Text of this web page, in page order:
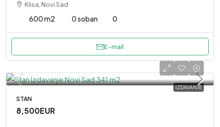
Klisa, Novi Sad
600 m2 0 soban 0
E-mail
IZDAVANJE
STAN
8,500EUR